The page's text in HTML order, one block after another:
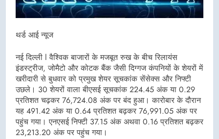
थर्ड आई न्यूज
नई दिल्ली l वैश्विक बाजारों के मजबूत रुख के बीच रिलायंस
इंडस्ट्रीज, जोमैटो और कोटक बैंक जैसी दिग्गज कंपनियों के शेयरों में
खरीदारी से बुधवार को प्रमुख शेयर सूचकांक सेंसेक्स और निफ्टी
उछले। 30 शेयरों वाला बीएसई सूचकांक 224.45 अंक या 0.29
प्रतिशत चढ़कर 76,724.08 अंक पर बंद हुआ। कारोबार के दौरान
यह 491.42 अंक या 0.64 प्रतिशत बढ़कर 76,991.05 अंक पर
पहुंच गया। एनएसई निफ्टी 37.15 अंक अथवा 0.16 प्रतिशत बढ़कर
23,213.20 अंक पर पहुंच गया।